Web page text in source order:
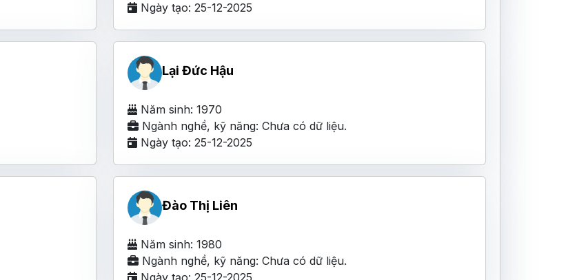
Ngày tạo: 25-12-2025
Lại Đức Hậu
Năm sinh: 1970
Ngành nghề, kỹ năng: Chưa có dữ liệu.
Ngày tạo: 25-12-2025
Đào Thị Liên
Năm sinh: 1980
Ngành nghề, kỹ năng: Chưa có dữ liệu.
Ngày tạo: 25-12-2025